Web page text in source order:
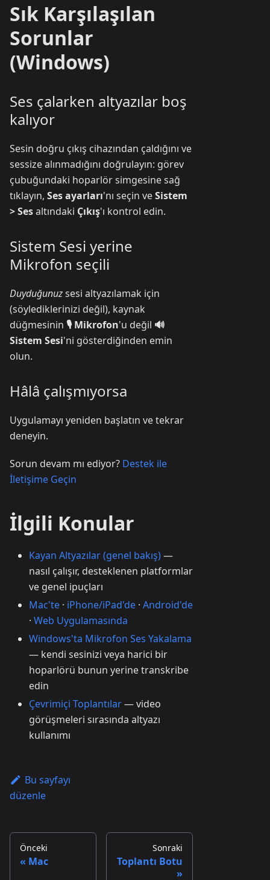
Sık Karşılaşılan
Sorunlar
(Windows)
Ses çalarken altyazılar boş
kalıyor
Sesin doğru çıkış cihazından çaldığını ve
sessize alınmadığını doğrulayın: görev
çubuğundaki hoparlör simgesine sağ
tıklayın, Ses ayarları'nı seçin veSistem
> Sesaltındaki Çıkış'ı kontrol edin.
Sistem Sesi yerine
Mikrofon seçili
Duyduğunuzsesi altyazılamak için
(söylediklerinizi değil), kaynak
düğmesinin 🎙️ Mikrofon'u değil 🔊
Sistem Sesi'ni gösterdiğinden emin
olun.
Hâlâ çalışmıyorsa
Uygulamayı yeniden başlatın ve tekrar
deneyin.
Sorun devam mı ediyor? Destek ile
İletişime Geçin
İlgili Konular
Kayan Altyazılar (genel bakış)—
nasıl çalışır, desteklenen platformlar
ve genel ipuçları
Mac'te · iPhone/iPad'de · Android'de
· Web Uygulamasında
Windows'ta Mikrofon Ses Yakalama
— kendi sesinizi veya harici bir
hoparlörü bunun yerine transkribe
edin
Çevrimiçi Toplantılar— video
görüşmeleri sırasında altyazı
kullanımı
Bu sayfayı
düzenle
Önceki
Mac
Sonraki
Toplantı Botu